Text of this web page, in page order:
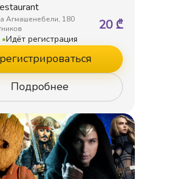
Агмашенебели, 180
20 ₾
•Идёт регистрация
Подробнее